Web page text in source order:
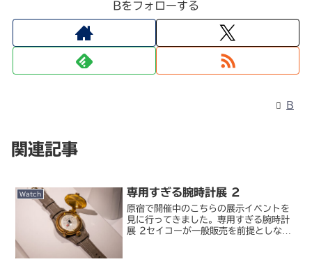
Bをフォローする
B
関連記事
Watch 専用すぎる腕時計展 2
原宿で開催中のこちらの展示イベントを
見に行ってきました。専用すぎる腕時計
展 2セイコーが一般販売を前提としない